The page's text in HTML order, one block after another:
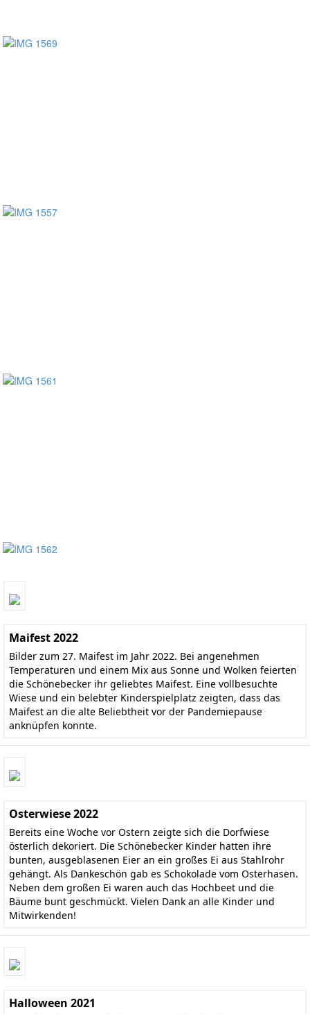
Maifest 2022
Bilder zum 27. Maifest im Jahr 2022. Bei angenehmen
Temperaturen und einem Mix aus Sonne und Wolken feierten
die Schönebecker ihr geliebtes Maifest. Eine vollbesuchte
Wiese und ein belebter Kinderspielplatz zeigten, dass das
Maifest an die alte Beliebtheit vor der Pandemiepause
anknüpfen konnte.
Osterwiese 2022
Bereits eine Woche vor Ostern zeigte sich die Dorfwiese
österlich dekoriert. Die Schönebecker Kinder hatten ihre
bunten, ausgeblasenen Eier an ein großes Ei aus Stahlrohr
gehängt. Als Dankeschön gab es Schokolade vom Osterhasen.
Neben dem großen Ei waren auch das Hochbeet und die
Bäume bunt geschmückt. Vielen Dank an alle Kinder und
Mitwirkenden!
Halloween 2021